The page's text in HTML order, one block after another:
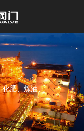
化肥、炼油、